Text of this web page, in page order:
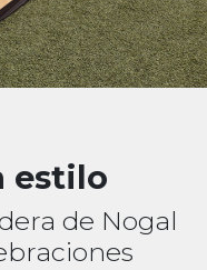
estilo
de Nogal